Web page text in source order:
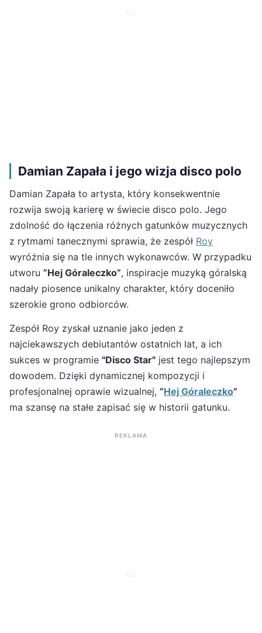
Damian Zapała i jego wizja disco polo
Damian Zapała to artysta, który konsekwentnie
rozwija swoją karierę w świecie disco polo. Jego
zdolność do łączenia różnych gatunków muzycznych
z rytmami tanecznymi sprawia, że zespół Roy
wyróżnia się na tle innych wykonawców. W przypadku
utworu ”Hej Góraleczko”, inspiracje muzyką góralską
nadały piosence unikalny charakter, który doceniło
szerokie grono odbiorców.
Zespół Roy zyskał uznanie jako jeden z
najciekawszych debiutantów ostatnich lat, a ich
sukces w programie "Disco Star" jest tego najlepszym
dowodem. Dzięki dynamicznej kompozycji i
profesjonalnej oprawie wizualnej, ”Hej Góraleczko”
ma szansę na stałe zapisać się w historii gatunku.
REKLAMA